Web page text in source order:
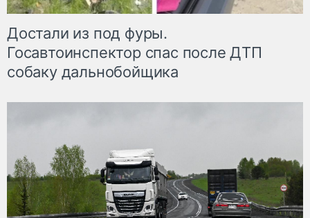
Достали из под фуры.
Госавтоинспектор спас после ДТП
собаку дальнобойщика